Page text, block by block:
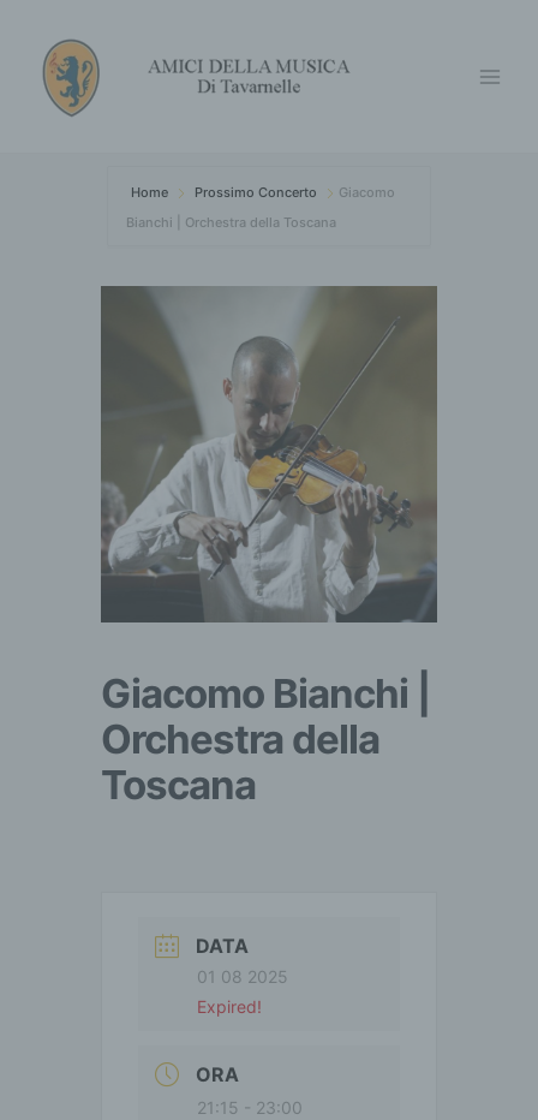
contenuto
Menu
Home Prossimo Concerto
Giacomo
Bianchi | Orchestra della Toscana
Giacomo Bianchi |
Orchestra della
Toscana
DATA
01 08 2025
Expired!
ORA
21:15 - 23:00